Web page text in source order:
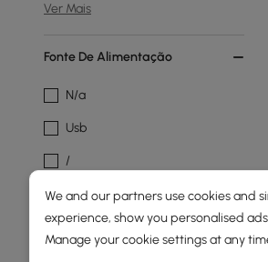
Ver Mais
Fonte De Alimentação
N/a
Usb
/
1
Não
We and our partners use cookies and
experience, show you personalised
Manage your cookie settings at any